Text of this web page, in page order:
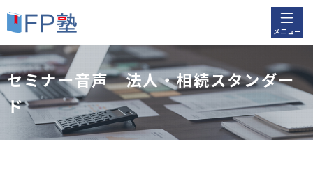
メニュー
セミナー音声 法人・相続スタンダー
ド